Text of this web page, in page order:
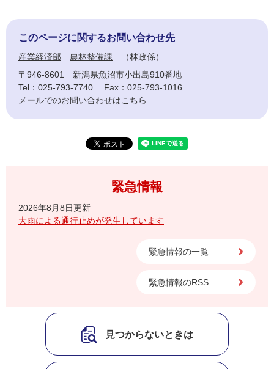
このページに関するお問い合わせ先
産業経済部 農林整備課
林政係
〒946-8601
新潟県魚沼市小出島910番地
Tel：025-793-7740
Fax：025-793-1016
メールでのお問い合わせはこちら
緊急情報
2026年8月8日更新
大雨による通行止めが発生しています
緊急情報の一覧
緊急情報のRSS
見つからないときは